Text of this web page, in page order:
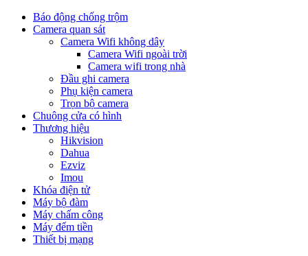
Báo động chống trộm
Camera quan sát
Camera Wifi không dây
Camera Wifi ngoài trời
Camera wifi trong nhà
Đầu ghi camera
Phụ kiện camera
Trọn bộ camera
Chuông cửa có hình
Thương hiệu
Hikvision
Dahua
Ezviz
Imou
Khóa điện tử
Máy bộ đàm
Máy chấm công
Máy đếm tiền
Thiết bị mạng